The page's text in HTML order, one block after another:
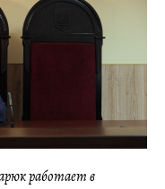
работает в